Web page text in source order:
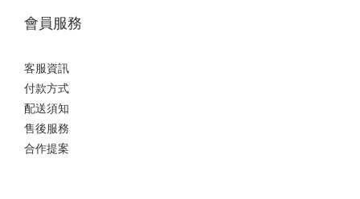
會員服務
客服資訊
付款方式
配送須知
售後服務
合作提案